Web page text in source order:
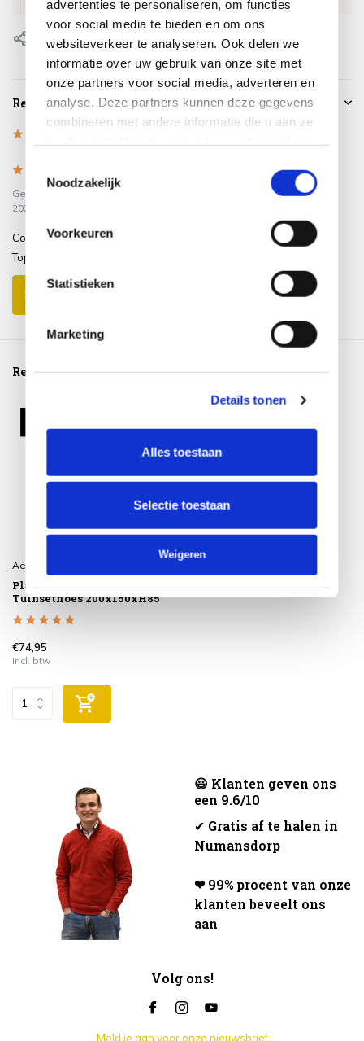
advertenties te personaliseren, om functies
voor social media te bieden en om ons
websiteverkeer te analyseren. Ook delen we
informatie over uw gebruik van onze site met
onze partners voor social media, adverteren en
analyse. Deze partners kunnen deze gegevens
combineren met andere informatie die u aan ze
Noodzakelijk
Voorkeuren
Statistieken
Marketing
Details tonen
Alles toestaan
Selectie toestaan
Weigeren
Reviews
Gepost door: Buitenkamp
2025
Cover past perfect en waterdicht.
Top
Schrijf je eigen review
Reeds bekeken
Aerocover
Platinum AeroCover
Tuinsethoes 200x150xH85
€74,95
Incl. btw
😃 Klanten geven ons
een 9.6/10
✔ Gratis af te halen in
Numansdorp
❤ 99% procent van onze
klanten beveelt ons
aan
Volg ons!
Meld je aan voor onze nieuwsbrief